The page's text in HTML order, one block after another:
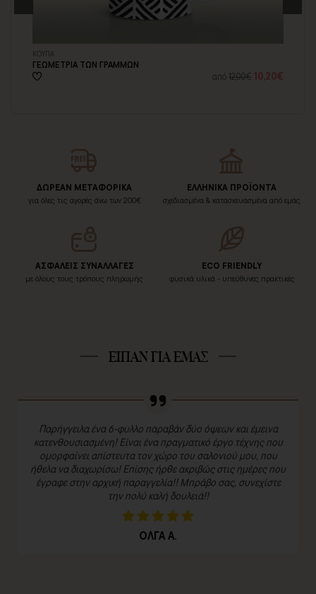
ΚΟΥΠΑ
ΓΕΩΜΕΤΡΙΑ ΤΩΝ ΓΡΑΜΜΩΝ
από12,00€ 10,20€
ΔΩΡΕΑΝ ΜΕΤΑΦΟΡΙΚΑ
για όλες τις αγορές άνω των 200€
ΕΛΛΗΝΙΚΑ ΠΡΟΪΟΝΤΑ
σχεδιασμένα & κατασκευασμένα από εμάς
ΑΣΦΑΛΕΙΣ ΣΥΝΑΛΛΑΓΕΣ
με όλους τους τρόπους πληρωμής
ECO FRIENDLY
φυσικά υλικά - υπεύθυνες πρακτικές
ΕΙΠΑΝ ΓΙΑ ΕΜΑΣ
Παρήγγειλα ένα 6-φυλλο παραβάν δύο όψεων και έμεινα
κατενθουσιασμένη! Είναι ένα πραγματικό έργο τέχνης που
ομορφαίνει απίστευτα τον χώρο του σαλονιού μου, που
ήθελα να διαχωρίσω! Επίσης ήρθε ακριβώς στις ημέρες που
έγραφε στην αρχική παραγγελία!! Μπράβο σας, συνεχίστε
την πολύ καλή δουλειά!!
ΟΛΓΑ Α.